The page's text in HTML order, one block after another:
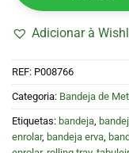
Adicionar à
REF: P008766
Categoria: Bandeja de
Etiquetas: bandeja
enrolar, bandeja erva